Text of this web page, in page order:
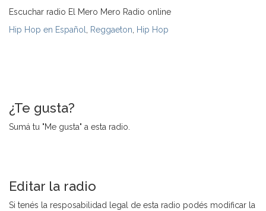
Escuchar radio El Mero Mero Radio online
Hip Hop en Español
Reggaeton Hip Hop
¿Te gusta?
Sumá tu "Me gusta" a esta radio.
Editar la radio
Si tenés la resposabilidad legal de esta radio podés modificar la